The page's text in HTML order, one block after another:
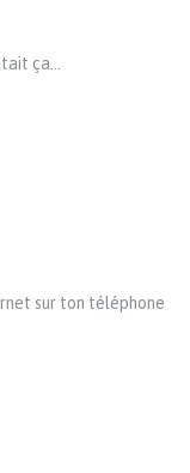
ça…
sur ton téléphone